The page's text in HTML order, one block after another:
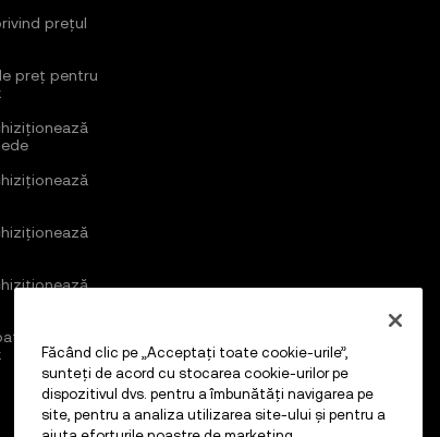
prețul
preț pentru
cumpăra
Făcând clic pe „Acceptați toate cookie-urile”,
sunteți de acord cu stocarea cookie-urilor pe
dispozitivul dvs. pentru a îmbunătăți navigarea pe
site, pentru a analiza utilizarea site-ului și pentru a